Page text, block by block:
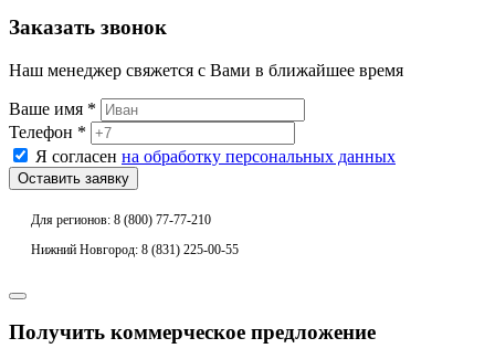
Заказать звонок
Наш менеджер свяжется с Вами в ближайшее время
Ваше имя *
Телефон *
Я согласен на обработку персональных данных
Для регионов: 8 (800) 77-77-210
Нижний Новгород: 8 (831) 225-00-55
Получить коммерческое предложение